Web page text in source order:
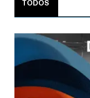
TODOS